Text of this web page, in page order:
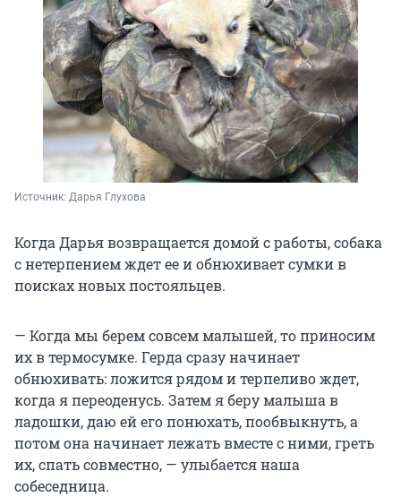
Источник: Дарья Глухова
Когда Дарья возвращается домой с работы, собака
с нетерпением ждет ее и обнюхивает сумки в
поисках новых постояльцев.
— Когда мы берем совсем малышей, то приносим
их в термосумке. Герда сразу начинает
обнюхивать: ложится рядом и терпеливо ждет,
когда я переоденусь. Затем я беру малыша в
ладошки, даю ей его понюхать, пообвыкнуть, а
потом она начинает лежать вместе с ними, греть
их, спать совместно, — улыбается наша
собеседница.